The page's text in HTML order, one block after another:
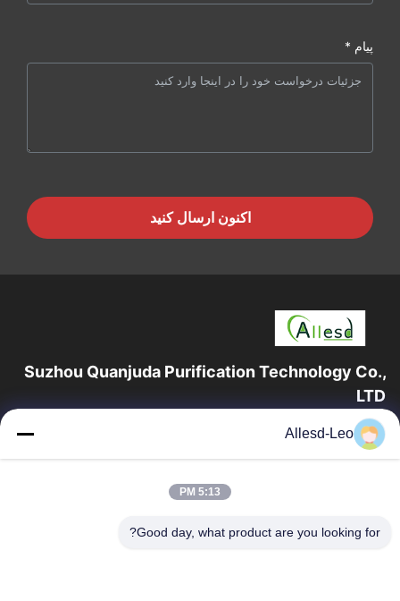
پیام *
اکنون ارسال کنید
Suzhou Quanjuda Purification Technology Co.,
LTD
16 سال تجربه، به عنوان یک تولید کننده و صادر کننده پیشرو محصولات
صفحه اصلی
محصولات
Allesd-Leo
5:13 PM
Good day, what product are you looking for?